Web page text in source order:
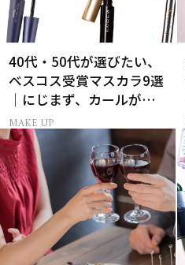
40代・50代が選びたい、
ベスコス受賞マスカラ9選
｜にじまず、カールが続
く名品
MAKE UP